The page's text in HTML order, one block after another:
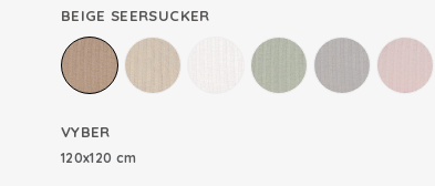
BEIGE SEERSUCKER
VYBER
120x120 cm